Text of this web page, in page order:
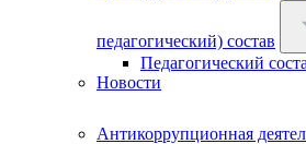
педагогический) состав
Педагогический
Новости
Антикоррупционная